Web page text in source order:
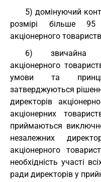
5) домінуючий
розмірі більше 95
акціонерного
6) звичайна
акціонерного
умови та
затверджуються
директорів
акціонерних
приймаються
незалежних
акціонерного
необхідність участі
ради директорів у